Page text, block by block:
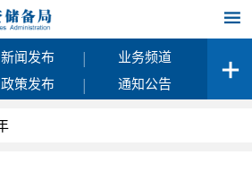
新闻发布 |
业务频道
政策发布 | 通知公告